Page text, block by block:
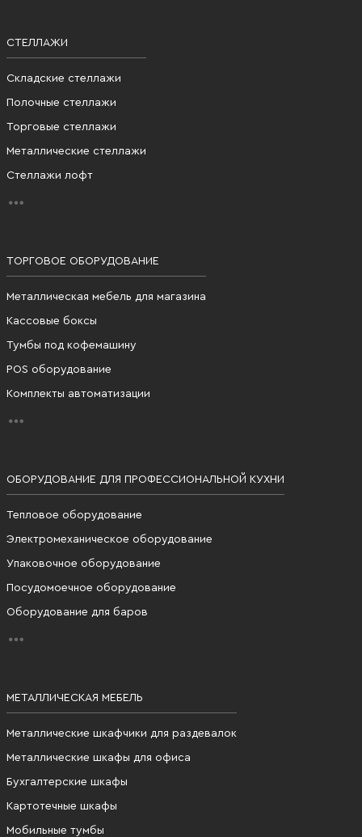
СТЕЛЛАЖИ
Складские стеллажи
Полочные стеллажи
Торговые стеллажи
Металлические стеллажи
Стеллажи лофт
ТОРГОВОЕ ОБОРУДОВАНИЕ
Металлическая мебель для магазина
Кассовые боксы
Тумбы под кофемашину
POS оборудование
Комплекты автоматизации
ОБОРУДОВАНИЕ ДЛЯ ПРОФЕССИОНАЛЬНОЙ КУХНИ
Тепловое оборудование
Электромеханическое оборудование
Упаковочное оборудование
Посудомоечное оборудование
Оборудование для баров
МЕТАЛЛИЧЕСКАЯ МЕБЕЛЬ
Металлические шкафчики для раздевалок
Металлические шкафы для офиса
Бухгалтерские шкафы
Картотечные шкафы
Мобильные тумбы